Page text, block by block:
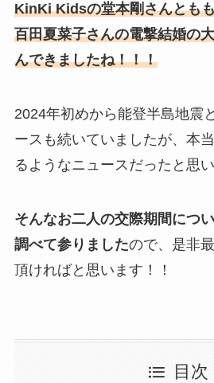
KinKi Kidsの堂本剛さんとも
百田夏菜子さんの電撃結婚の
んできましたね！！！
2024年初めから能登半島地震
ースも続いていましたが、本
るようなニュースだったと思い
そんなお二人の交際期間につ
調べて参りましたので、是非
頂ければと思います！！
目次